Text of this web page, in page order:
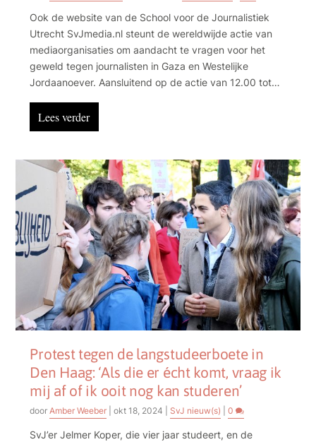
Ook de website van de School voor de Journalistiek
Utrecht SvJmedia.nl steunt de wereldwijde actie van
mediaorganisaties om aandacht te vragen voor het
geweld tegen journalisten in Gaza en Westelijke
Jordaanoever. Aansluitend op de actie van 12.00 tot
Zeeuw aandacht college-journalisten die niet veilig en
in vrijheid hun werk kunnen doen tijdens de
Utrecht.
Lees verder
Protest tegen de langstudeerboete in
Den Haag: ‘Als die er écht komt, vraag ik
mij af of ik ooit nog kan studeren’
door Amber Weeber |okt 18, 2024 SvJ nieuw(s) |0
SvJ’er Jelmer Koper, die vier jaar studeert, en de